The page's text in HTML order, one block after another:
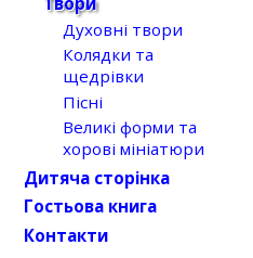
Духовні твори
Колядки та
щедрівки
Пісні
Великі форми та
хорові мініатюри
Дитяча сторінка
Гостьова книга
Контакти